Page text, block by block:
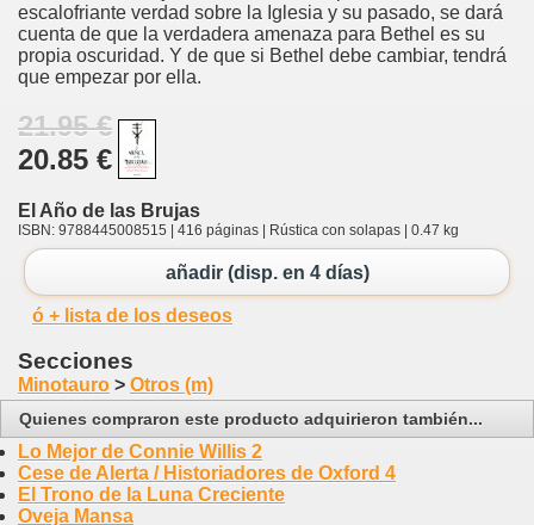
escalofriante verdad sobre la Iglesia y su pasado, se dará
cuenta de que la verdadera amenaza para Bethel es su
propia oscuridad. Y de que si Bethel debe cambiar, tendrá
que empezar por ella.
21.95 €
20.85 €
El Año de las Brujas
ISBN: 9788445008515 | 416 páginas | Rústica con solapas | 0.47 kg
añadir (disp. en 4 días)
ó + lista de los deseos
Secciones
Minotauro > Otros (m)
Quienes compraron este producto adquirieron también...
Lo Mejor de Connie Willis 2
Cese de Alerta / Historiadores de Oxford 4
El Trono de la Luna Creciente
Oveja Mansa